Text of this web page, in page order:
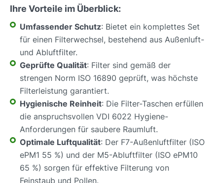
Ihre Vorteile im Überblick:
Umfassender Schutz: Bietet ein komplettes Set
für einen Filterwechsel, bestehend aus Außenluft-
und Abluftfilter.
Geprüfte Qualität: Filter sind gemäß der
strengen Norm ISO 16890 geprüft, was höchste
Filterleistung garantiert.
Hygienische Reinheit: Die Filter-Taschen erfüllen
die anspruchsvollen VDI 6022 Hygiene-
Anforderungen für saubere Raumluft.
Optimale Luftqualität: Der F7-Außenluftfilter (ISO
ePM1 55 %) und der M5-Abluftfilter (ISO ePM10
65 %) sorgen für effektive Filterung von
Feinstaub und Pollen.